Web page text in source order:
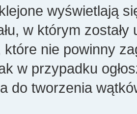
wyświetlają
w którym
które nie powinny
w przypadku
do tworzenia